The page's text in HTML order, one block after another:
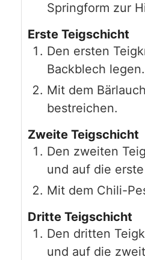
Springform zur
Erste Teigschicht
Den ersten
Backblech legen.
Mit dem
bestreichen.
Zweite Teigschicht
Den zweiten
und auf die
Mit dem Chili-
Dritte Teigschicht
Den dritten
und auf die